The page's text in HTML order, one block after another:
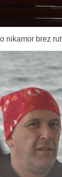
nikamor brez